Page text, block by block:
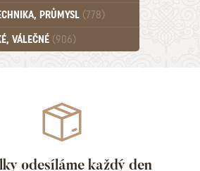
- ZŠ (556)
- Ostatní (499)
PRŮMYSL (778)
VÁLEČNÉ (906)
odesíláme každý den